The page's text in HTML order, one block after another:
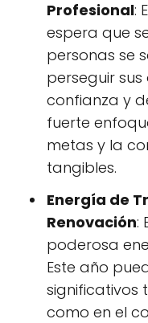
Profesional:
espera que
personas se
perseguir
confianza y
fuerte
metas y la
tangibles.
Energía de
Renovación:
poderosa
Este año
significativos
como en el